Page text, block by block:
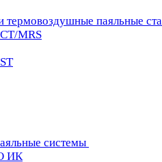
термовоздушные паяльные
MRS
системы
ИК